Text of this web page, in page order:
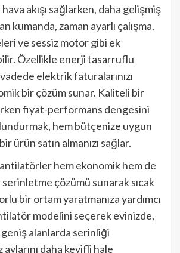
akışı sağlarken, daha gelişmiş
kumanda, zaman ayarlı çalışma,
ve sessiz motor gibi ek
Özellikle enerji tasarruflu
elektrik faturalarınızı
bir çözüm sunar. Kaliteli bir
fiyat-performans dengesini
hem bütçenize uygun
ürün satın almanızı sağlar.
hem ekonomik hem de
çözümü sunarak sıcak
bir ortam yaratmanıza yardımcı
modelini seçerek evinizde,
alanlarda serinliği
daha keyifli hale